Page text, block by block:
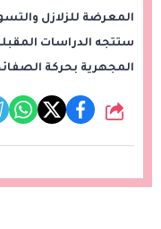
المعرضة للزلازل
ستتجه الدراسات
المجهرية بحركة
شارك